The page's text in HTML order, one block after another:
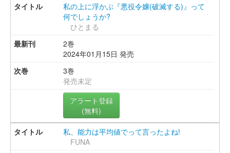
私の上に浮かぶ『悪役令嬢(破滅する)』って
何でしょうか?
ひとまる
2巻
2024年01月15日 発売
3巻
発売未定
アラート登録
(無料)
私、能力は平均値でって言ったよね!
FUNA